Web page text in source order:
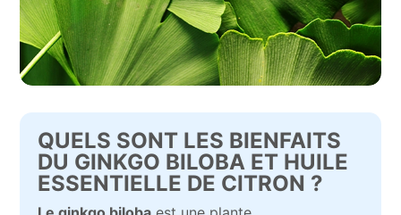
QUELS SONT LES BIENFAITS
DU GINKGO BILOBA ET HUILE
ESSENTIELLE DE CITRON ?